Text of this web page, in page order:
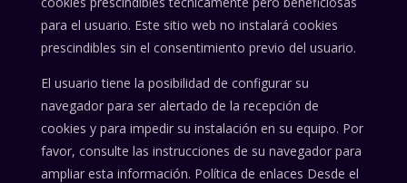
para el usuario. Este sitio web no instalará cookies
prescindibles sin el consentimiento previo del usuario.
El usuario tiene la posibilidad de configurar su
navegador para ser alertado de la recepción de
cookies y para impedir su instalación en su equipo. Por
favor, consulte las instrucciones de su navegador para
ampliar esta información. Política de enlaces Desde el